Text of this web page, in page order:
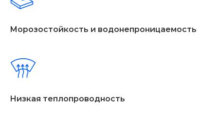
⁠Морозостойкость и водонепроницаемость
Низкая теплопроводность